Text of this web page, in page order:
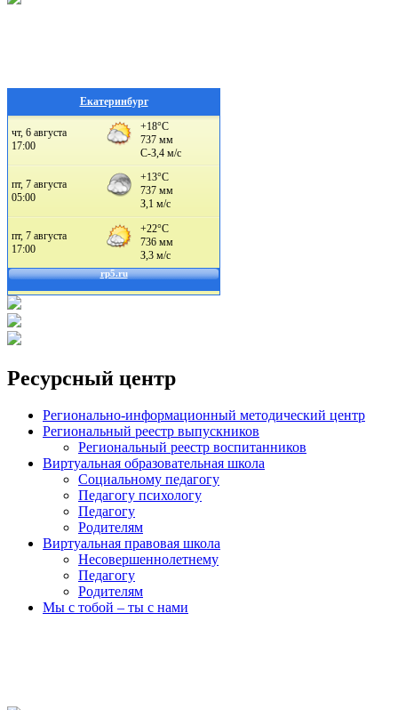
Екатеринбург
Ресурсный центр
Регионально-информационный методический центр
Региональный реестр выпускников
Региональный реестр воспитанников
Виртуальная образовательная школа
Социальному педагогу
Педагогу психологу
Педагогу
Родителям
Виртуальная правовая школа
Несовершеннолетнему
Педагогу
Родителям
Мы с тобой – ты с нами